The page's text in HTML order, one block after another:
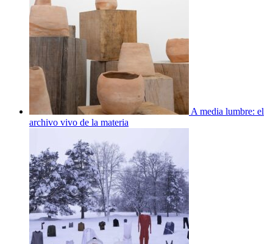
A media lumbre: el
archivo vivo de la materia